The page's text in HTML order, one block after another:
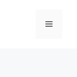
Menu